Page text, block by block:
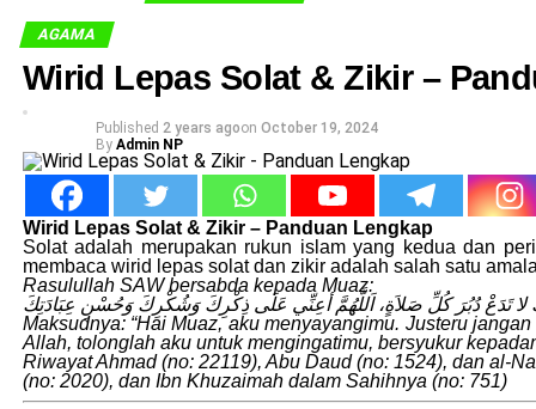
AGAMA
Wirid Lepas Solat & Zikir –
Published 2 years agoon October 19, 2024
By Admin NP
Wirid Lepas Solat & Zikir – Panduan Lengkap
Solat adalah merupakan rukun islam yang kedua dan
membaca wirid lepas solat dan zikir adalah salah satu
Rasulullah SAW bersabda kepada Muaz:
لا تَدَعْ دُبُرَ كُلِّ صَلاَةٍ، اَللَّهُمَّ أعِنِّي عَلَى ذِكْرِكَ وَشُكْرِكَ وَحُسْنِ عِبَادَتِكَ
Maksudnya: “Hai Muaz, aku menyayangimu. Justeru
Allah, tolonglah aku untuk mengingatimu, bersyukur
Riwayat Ahmad (no: 22119), Abu Daud (no: 1524), dan al-
(no: 2020), dan Ibn Khuzaimah dalam Sahihnya (no: 751)